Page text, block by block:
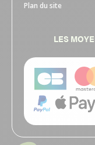
Plan du site
LES